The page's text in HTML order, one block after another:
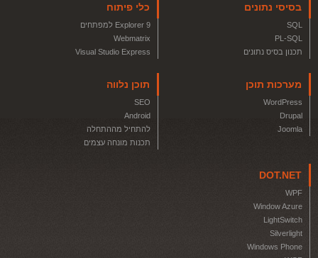
בסיסי נתונים
SQL
PL-SQL
תכנון בסיס נתונים
כלי פיתוח
Explorer 9 למפתחים
Webmatrix
Visual Studio Express
מערכות תוכן
WordPress
Drupal
Joomla
תוכן נלווה
SEO
Android
להתחיל מההתחלה
תכנות מונחה עצמים
DOT.NET
WPF
Window Azure
LightSwitch
Silverlight
Windows Phone